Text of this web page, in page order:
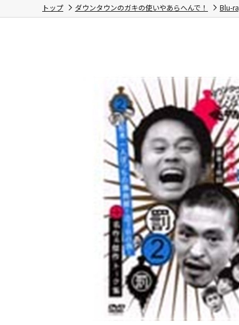
トップ ダウンタウンのガキの使いやあらへんで！ Blu-